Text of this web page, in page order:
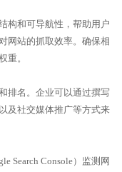
构和可导航性，帮助用户
网站的抓取效率。确保相
重。
排名。企业可以通过撰写
及社交媒体推广等方式来
Search Console）监测网